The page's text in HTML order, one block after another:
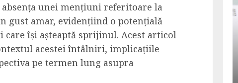
unei mențiuni referitoare la
gust amar, evidențiind o potențială
își așteaptă sprijinul. Acest articol
acestei întâlniri, implicațiile
pe termen lung asupra
hoti, un
te
primele
4 min read
Din fotoliu
The Killer, un film care nu a
reusit sa se ridice la